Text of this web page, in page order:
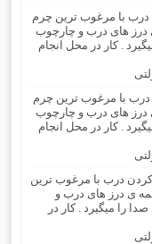
با مرغوب ترین چرم
های درب و چارچوب
. کار در محل انجام
با مرغوب ترین چرم
های درب و چارچوب
. کار در محل انجام
درب با مرغوب ترین
ی درز های درب و
را میگیرد . کار در